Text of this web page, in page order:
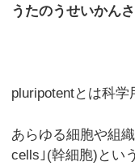
うたのうせいかん
pluripotentとは科学
あらゆる細胞や組
cells｣(幹細胞)とい